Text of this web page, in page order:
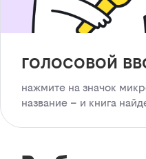
голосовой
нажмите на значок
название – и книга